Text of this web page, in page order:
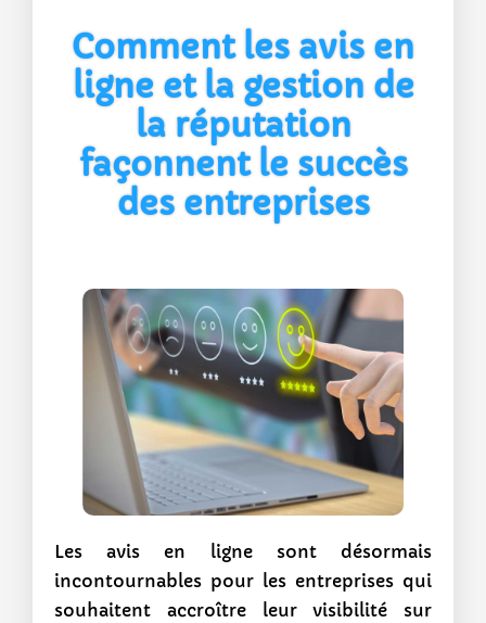
Comment les avis en
ligne et la gestion de
la réputation
façonnent le succès
des entreprises
Les avis en ligne sont désormais
incontournables pour les entreprises qui
souhaitent accroître leur visibilité sur